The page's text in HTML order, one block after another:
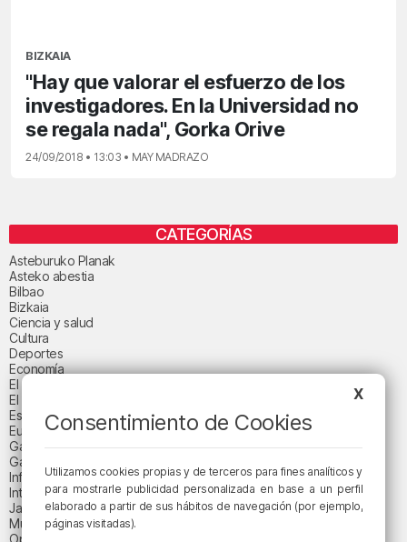
BIZKAIA
"Hay que valorar el esfuerzo de los
investigadores. En la Universidad no
se regala nada", Gorka Orive
24/09/2018 • 13:03 • MAY MADRAZO
CATEGORÍAS
Asteburuko Planak
Asteko abestia
Bilbao
Bizkaia
Ciencia y salud
Cultura
Deportes
Economía
El paisaje de la semana
El paisaje del día
Espacio patrocinado
Euskadi
Gastronomía
Gaurko abestia
Informativos
Internacional
Jaialdi 2025
Música
Opinión
X
Consentimiento de Cookies
Utilizamos cookies propias y de terceros para fines analíticos y
para mostrarle publicidad personalizada en base a un perfil
elaborado a partir de sus hábitos de navegación (por ejemplo,
páginas visitadas).